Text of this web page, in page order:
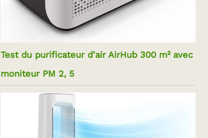
Test du purificateur d’air AirHub 300 m² avec
moniteur PM 2, 5